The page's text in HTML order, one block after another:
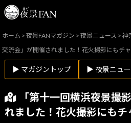
ホーム >夜景FANマガジン >夜景ニュース >神
交流会」が開催されました！花火撮影にもチ
▶ マガジントップ ▶ 夜景ニュー
「第十一回横浜夜景撮
れました！花火撮影にもチ